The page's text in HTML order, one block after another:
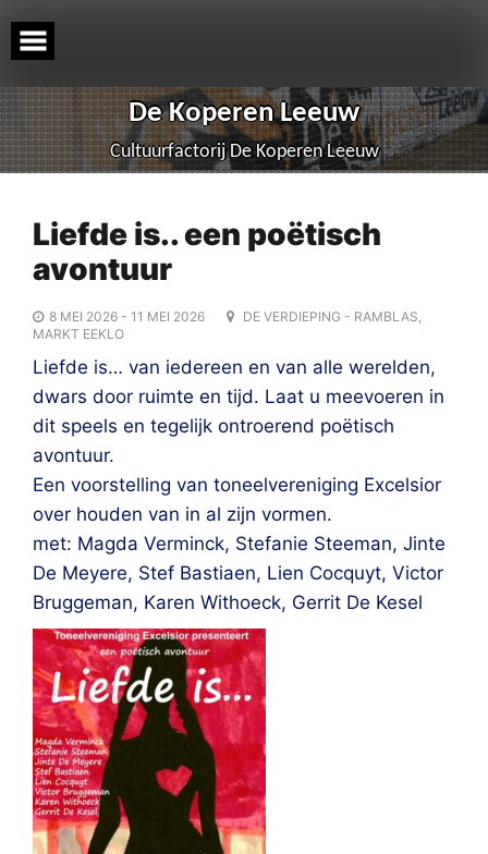
to
content
De Koperen Leeuw
Cultuurfactorij De Koperen Leeuw
Liefde is.. een poëtisch
avontuur
8 MEI 2026 - 11 MEI 2026
DE VERDIEPING - RAMBLAS,
MARKT EEKLO
Liefde is… van iedereen en van alle werelden,
dwars door ruimte en tijd. Laat u meevoeren in
dit speels en tegelijk ontroerend poëtisch
avontuur.
Een voorstelling van toneelvereniging Excelsior
over houden van in al zijn vormen.
met: Magda Verminck, Stefanie Steeman, Jinte
De Meyere, Stef Bastiaen, Lien Cocquyt, Victor
Bruggeman, Karen Withoeck, Gerrit De Kesel